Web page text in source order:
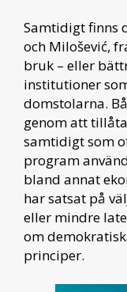
Samtidigt finns
och Milošević,
bruk – eller
institutioner
domstolarna.
genom att
samtidigt som
program
bland annat
har satsat på
eller mindre
om
principer.